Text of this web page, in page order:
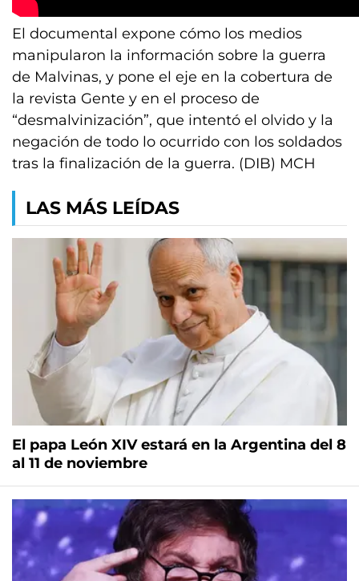
El documental expone cómo los medios
manipularon la información sobre la guerra
de Malvinas, y pone el eje en la cobertura de
la revista Gente y en el proceso de
“desmalvinización”, que intentó el olvido y la
negación de todo lo ocurrido con los soldados
tras la finalización de la guerra. (DIB) MCH
LAS MÁS LEÍDAS
El papa León XIV estará en la Argentina del 8
al 11 de noviembre